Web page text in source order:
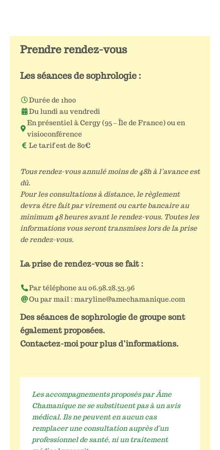
Prendre rendez-vous
Les séances de sophrologie :
Durée de 1h00
Du lundi au vendredi
En présentiel à Cergy (95 – Île de France) ou en
visioconférence
Le tarif est de 80€
Tous rendez-vous annulé moins de 48h à l’avance est
dû.
Pour les consultations à distance, le règlement
devra être fait par virement ou carte bancaire au
minimum 48 heures avant le rendez-vous. Toutes les
informations vous seront transmises lors de la prise
de rendez-vous.
La prise de rendez-vous se fait :
Par téléphone au 06.98.28.53.96
Ou par mail : maryline@amechamanique.com
Des séances de sophrologie de groupe sont
également proposées.
Contactez-moi pour plus d’informations.
Les accompagnements proposés par Âme
Chamanique ne se substituent pas à un avis
médical. Ils ne peuvent en aucun cas
remplacer une consultation auprès d’un
professionnel de santé, ni un traitement